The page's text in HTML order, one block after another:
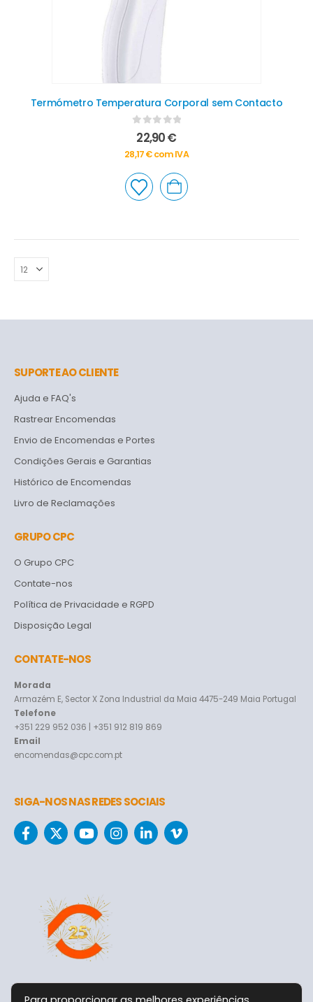
Termómetro Temperatura Corporal sem Contacto
0out of 5
22,90€
28,17€com IVA
SUPORTE AO CLIENTE
Ajuda e FAQ's
Rastrear Encomendas
Envio de Encomendas e Portes
Condições Gerais e Garantias
Histórico de Encomendas
Livro de Reclamações
GRUPO CPC
O Grupo CPC
Contate-nos
Política de Privacidade e RGPD
Disposição Legal
CONTATE-NOS
Morada
Armazém E, Sector X Zona Industrial da Maia 4475-249 Maia Portugal
Telefone
+351 229 952 036 | +351 912 819 869
Email
encomendas@cpc.com.pt
SIGA-NOS NAS REDES SOCIAIS